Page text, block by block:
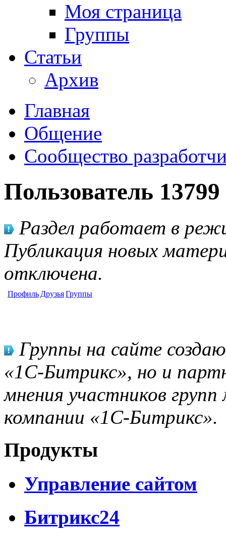
Моя страница
Группы
Статьи
Архив
Главная
Общение
Сообщество
Пользователь 13799
Раздел работает в
Публикация новых
отключена.
Профиль ДрузьяГруппы
Группы на сайте
«1С-Битрикс», но и
мнения участников
компании «1С-Битрикс».
Продукты
Управление сайтом
Битрикс24